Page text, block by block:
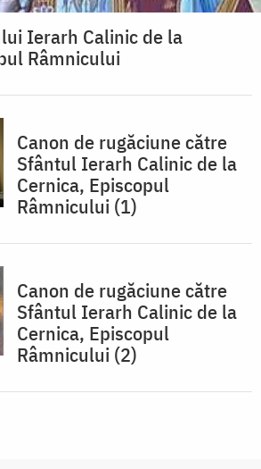
Ierarh Calinic de la
Râmnicului
Canon de rugăciune către
Sfântul Ierarh Calinic de la
Cernica, Episcopul
Râmnicului (1)
Canon de rugăciune către
Sfântul Ierarh Calinic de la
Cernica, Episcopul
Râmnicului (2)